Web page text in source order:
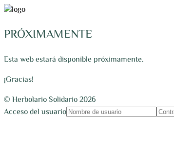
PRÓXIMAMENTE
Esta web estará disponible próximamente.
¡Gracias!
© Herbolario Solidario 2026
Acceso del usuario